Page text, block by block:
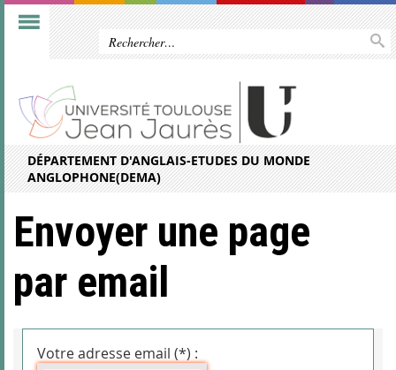
DÉPARTEMENT D'ANGLAIS-ETUDES DU MONDE
ANGLOPHONE(DEMA)
Envoyer une page
par email
Votre adresse email (*) :